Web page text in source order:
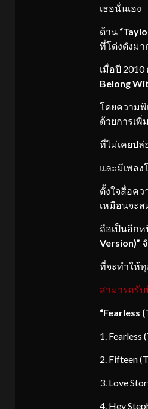
เธอนั่นเอง
ด้าน
ที่โด่งดังมา
เมื่อปี
Belong
โดยความ
ด้วยการเพิ่
ที่ไม่เคยปล่
และมีเพลง
ตั้งใจสื่อค
เหมือนจะ
ถือเป็นอีกห
Version)”
ที่จะทำให้ทุ
สามารถรับ
“Fearless
1. Fearless
2. Fifteen
3. Love
4. Hey